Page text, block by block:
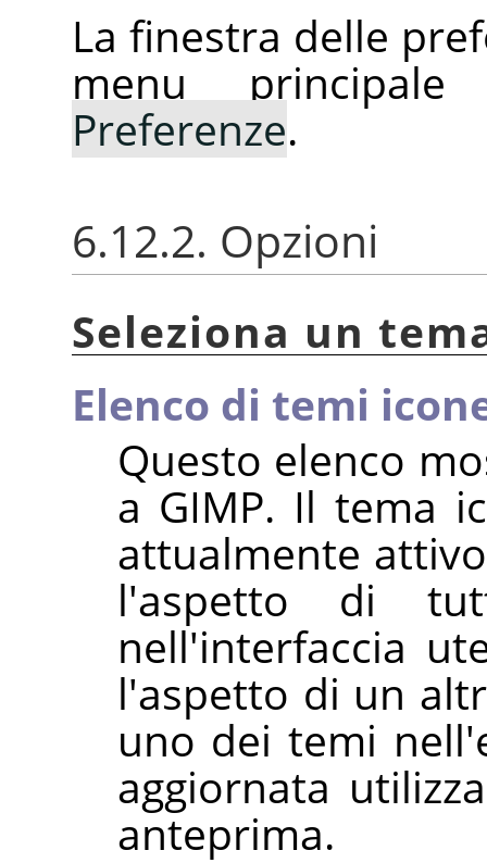
La finestra delle
menu
Preferenze.
6.12.2. Opzioni
Seleziona un
Elenco di temi
Questo elenco
a GIMP. Il tema
attualmente
l'aspetto di
nell'interfaccia
l'aspetto di un
uno dei temi
aggiornata
anteprima.